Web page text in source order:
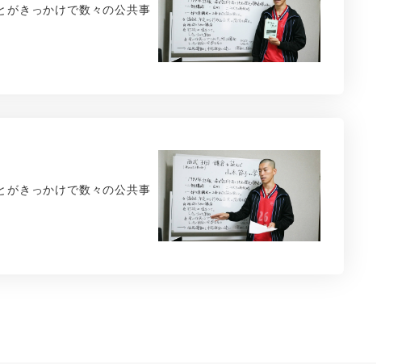
きっかけで数々の公共事
きっかけで数々の公共事